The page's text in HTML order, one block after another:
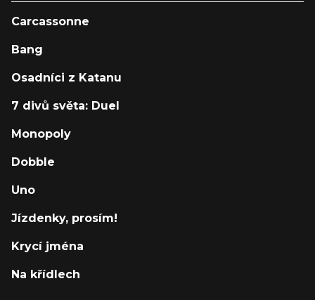
Carcassonne
Bang
Osadníci z Katanu
7 divů světa: Duel
Monopoly
Dobble
Uno
Jízdenky, prosím!
Krycí jména
Na křídlech